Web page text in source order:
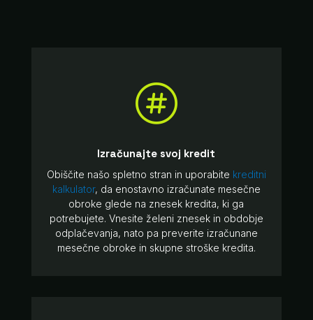

Izračunajte svoj kredit
Obiščite našo spletno stran in uporabite kreditni
kalkulator, da enostavno izračunate mesečne
obroke glede na znesek kredita, ki ga
potrebujete. Vnesite želeni znesek in obdobje
odplačevanja, nato pa preverite izračunane
mesečne obroke in skupne stroške kredita.